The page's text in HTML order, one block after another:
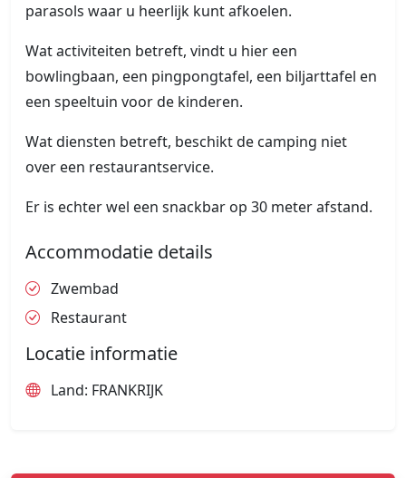
parasols waar u heerlijk kunt afkoelen.
Wat activiteiten betreft, vindt u hier een
bowlingbaan, een pingpongtafel, een biljarttafel en
een speeltuin voor de kinderen.
Wat diensten betreft, beschikt de camping niet
over een restaurantservice.
Er is echter wel een snackbar op 30 meter afstand.
Accommodatie details
Zwembad
Restaurant
Locatie informatie
Land: FRANKRIJK